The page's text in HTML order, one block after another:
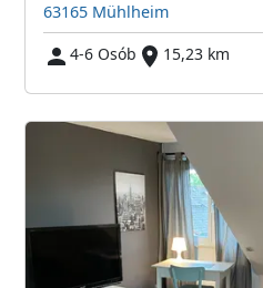
63165 Mühlheim
4-6 Osób
15,23 km